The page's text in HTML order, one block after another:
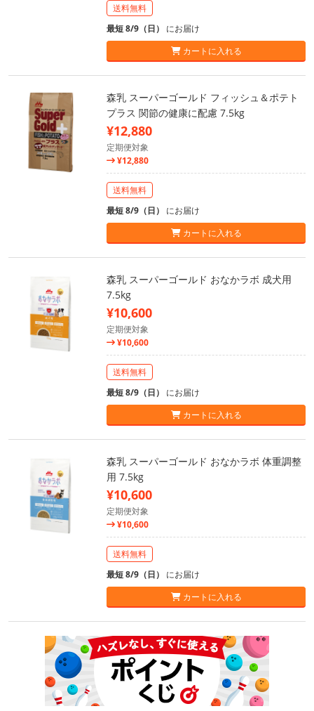
送料無料
最短 8/9（日） にお届け
カートに入れる
森乳 スーパーゴールド フィッシュ＆ポテト
プラス 関節の健康に配慮 7.5kg
¥12,880
定期便対象
¥12,880
送料無料
最短 8/9（日） にお届け
カートに入れる
森乳 スーパーゴールド おなかラボ 成犬用
7.5kg
¥10,600
定期便対象
¥10,600
送料無料
最短 8/9（日） にお届け
カートに入れる
森乳 スーパーゴールド おなかラボ 体重調整
用 7.5kg
¥10,600
定期便対象
¥10,600
送料無料
最短 8/9（日） にお届け
カートに入れる